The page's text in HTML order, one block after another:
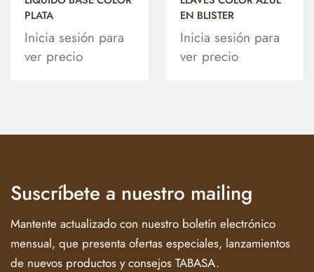
PLATA
Inicia sesión para
ver precio
EN BLISTER
Inicia sesión para
ver precio
Suscríbete a nuestro mailing
Mantente actualizado con nuestro boletín electrónico
mensual, que presenta ofertas especiales, lanzamientos
de nuevos productos y consejos TABASA.